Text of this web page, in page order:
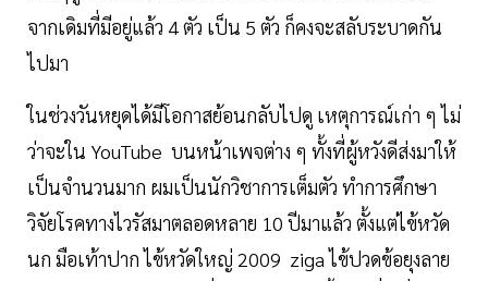
จากเดิมที่มีอยู่แล้ว 4 ตัว เป็น 5 ตัว ก็คงจะสลับระบาดกัน
ไปมา
ในช่วงวันหยุดได้มีโอกาสย้อนกลับไปดู เหตุการณ์เก่า ๆ ไม่
ว่าจะใน YouTube บนหน้าเพจต่าง ๆ ทั้งที่ผู้หวังดีส่งมาให้
เป็นจำนวนมาก ผมเป็นนักวิชาการเต็มตัว ทำการศึกษา
วิจัยโรคทางไวรัสมาตลอดหลาย 10 ปีมาแล้ว ตั้งแต่ไข้หวัด
นก มือเท้าปาก ไข้หวัดใหญ่ 2009 ziga ไข้ปวดข้อยุงลาย